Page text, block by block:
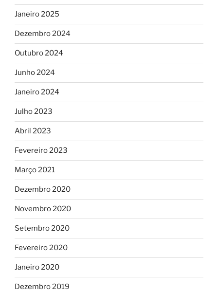
Janeiro 2025
Dezembro 2024
Outubro 2024
Junho 2024
Janeiro 2024
Julho 2023
Abril 2023
Fevereiro 2023
Março 2021
Dezembro 2020
Novembro 2020
Setembro 2020
Fevereiro 2020
Janeiro 2020
Dezembro 2019